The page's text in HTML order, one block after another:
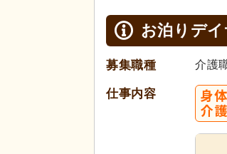
お泊りデ
募集職種 介護
仕事内容